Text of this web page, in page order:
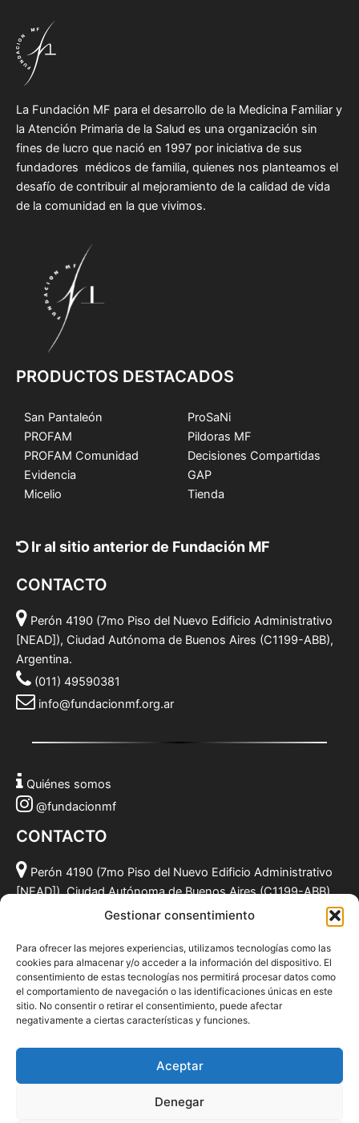
Gestionar consentimiento
Para ofrecer las mejores experiencias, utilizamos tecnologías como las
cookies para almacenar y/o acceder a la información del dispositivo. El
consentimiento de estas tecnologías nos permitirá procesar datos como
el comportamiento de navegación o las identificaciones únicas en este
sitio. No consentir o retirar el consentimiento, puede afectar
negativamente a ciertas características y funciones.
Aceptar
Denegar
La Fundación MF para el desarrollo de la Medicina Familiar y
la Atención Primaria de la Salud es una organización sin
fines de lucro que nació en 1997 por iniciativa de sus
fundadores médicos de familia, quienes nos planteamos el
desafío de contribuir al mejoramiento de la calidad de vida
de la comunidad en la que vivimos.
PRODUCTOS DESTACADOS
San Pantaleón
PROFAM
PROFAM Comunidad
Evidencia
Micelio
ProSaNi
Pildoras MF
Decisiones Compartidas
GAP
Tienda
Ir al sitio anterior de Fundación MF
CONTACTO
Perón 4190 (7mo Piso del Nuevo Edificio Administrativo
[NEAD]), Ciudad Autónoma de Buenos Aires (C1199-ABB),
Argentina.
(011) 49590381
info@fundacionmf.org.ar
Quiénes somos
@fundacionmf
CONTACTO
Perón 4190 (7mo Piso del Nuevo Edificio Administrativo
[NEAD]), Ciudad Autónoma de Buenos Aires (C1199-ABB),
info@fundacionmf.org.ar
Politica de privacidad